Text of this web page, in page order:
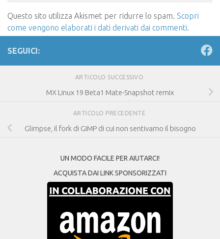
Questo sito utilizza Akismet per ridurre lo spam. Scopri
come vengono elaborati i dati derivati dai commenti.
SEGUICI:
ARTICOLO SUCCESSIVO
MX Linux 19 Beta1 Mate-Snapshot remix
ARTICOLO PRECEDENTE
Glimpse, il fork di GIMP di cui non sentivamo il bisogno
UN MODO FACILE PER AIUTARCI!
ACQUISTA DAI LINK SPONSORIZZATI